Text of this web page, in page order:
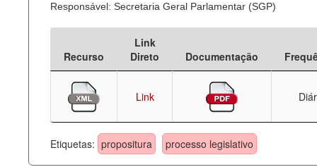
Responsável: Secretaria Geral Parlamentar (SGP)
Recurso
Link
Direto
Documentação
Link
Etiquetas: propositura processo legislativo